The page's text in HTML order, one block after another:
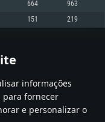
informações
para fornecer
e personalizar o
recentes (não mais de 6
os drivers mais recentes
664 963
151 219